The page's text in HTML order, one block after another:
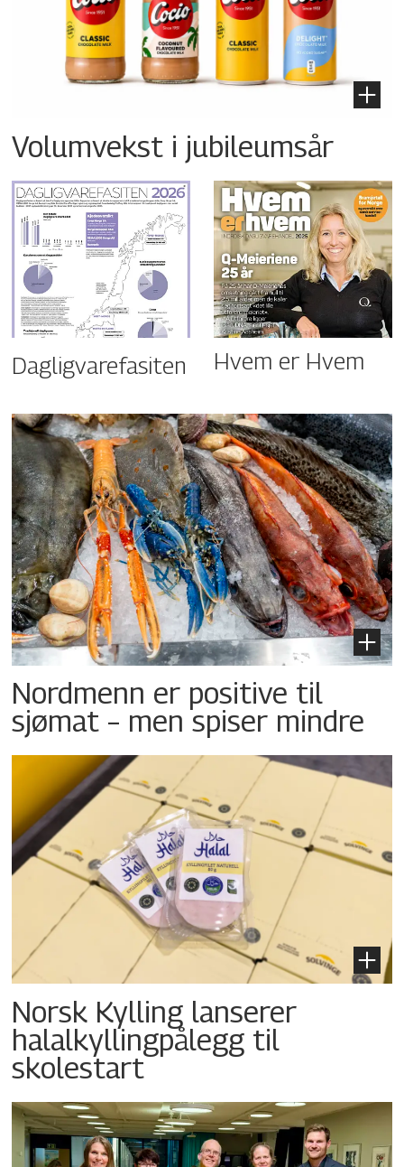
Volumvekst i jubileumsår
Dagligvarefasiten Hvem er Hvem
Nordmenn er positive til
sjømat – men spiser mindre
Norsk Kylling lanserer
halalkyllingpålegg til
skolestart